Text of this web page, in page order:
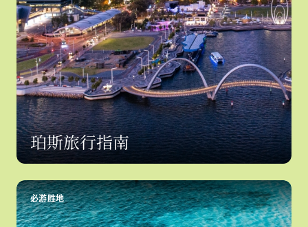
珀斯旅行指南
必游胜地